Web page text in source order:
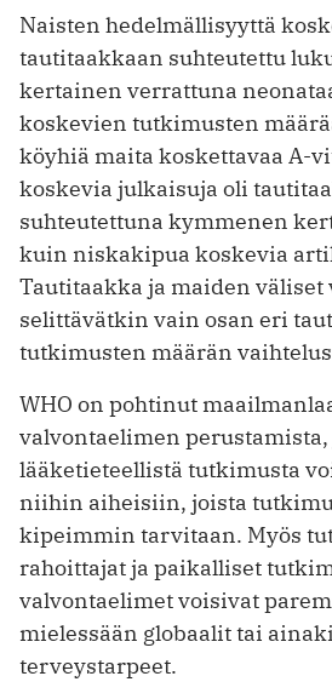
Naisten hedelmällisyyttä
tautitaakkaan suhteutettu
kertainen verrattuna
koskevien tutkimusten
köyhiä maita koskettavaa A-
koskevia julkaisuja oli
suhteutettuna kymmenen
kuin niskakipua koskevia
Tautitaakka ja maiden väliset
selittävätkin vain osan eri
tutkimusten määrän
WHO on pohtinut
valvontaelimen perustamista,
lääketieteellistä tutkimusta
niihin aiheisiin, joista
kipeimmin tarvitaan. Myös
rahoittajat ja paikalliset
valvontaelimet voisivat
mielessään globaalit tai
terveystarpeet.